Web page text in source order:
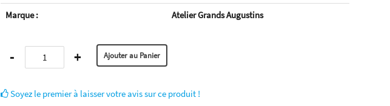
Marque :
Atelier Grands Augustins
- +
Soyez le premier à laisser votre avis sur ce produit !